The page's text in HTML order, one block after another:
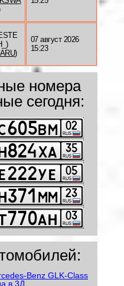
)
07 август 2026
15:23
номера
сегодня: